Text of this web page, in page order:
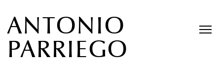
ANTONIO
PARRIEGO